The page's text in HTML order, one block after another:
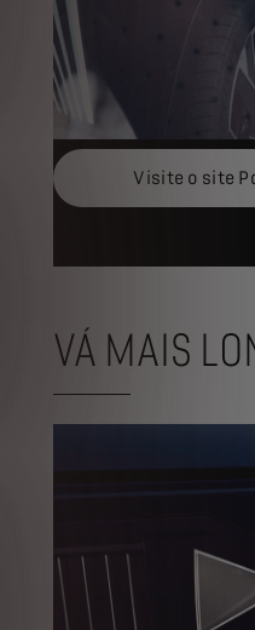
Visite o site
VÁ MAIS